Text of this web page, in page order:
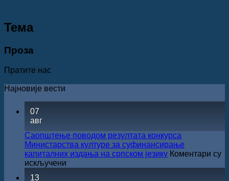
Teма
Проза
Пратите нас
Најновије вести
07
авг
Саопштење поводом резултата конкурса
Министарства културе за суфинансирање
капиталних издања на српском језику Коментари су
искључени
13